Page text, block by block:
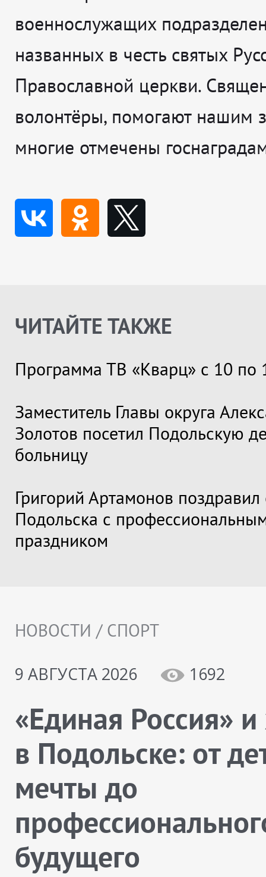
военнослужащих
названных в честь святых
Православной церкви.
волонтёры, помогают нашим
многие отмечены
ЧИТАЙТЕ ТАКЖЕ
Программа ТВ «Кварц» с 10 по
Заместитель Главы округа
Золотов посетил Подольскую
больницу
Григорий Артамонов поздравил
Подольска с
праздником
НОВОСТИ / СПОРТ
9 АВГУСТА 2026
1692
«Единая Россия»
в Подольске: от
мечты до
будущего